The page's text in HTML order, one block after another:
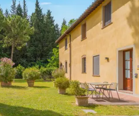
敞的早餐室，其特點是挑高
塞雷納寶石飾面，採光設計
餐室可直接通往戶外和
專
舉辦活動和儀式。
平方米的單層附屬建築，
能擴建或改建成額外的生活